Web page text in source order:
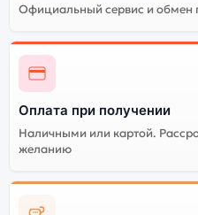
Официальный сервис и обмен
Оплата при получении
Наличными или картой.
желанию